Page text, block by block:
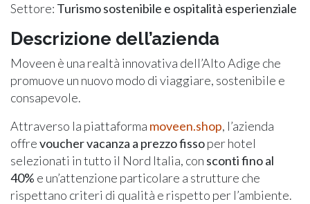
Settore: Turismo sostenibile e ospitalità esperienziale
Descrizione dell’azienda
Moveen è una realtà innovativa dell’Alto Adige che
promuove un nuovo modo di viaggiare, sostenibile e
consapevole.
Attraverso la piattaforma moveen.shop, l’azienda
offrevoucher vacanza a prezzo fissoper hotel
selezionati in tutto il Nord Italia, con sconti fino al
40% e un’attenzione particolare a strutture che
rispettano criteri di qualità e rispetto per l’ambiente.